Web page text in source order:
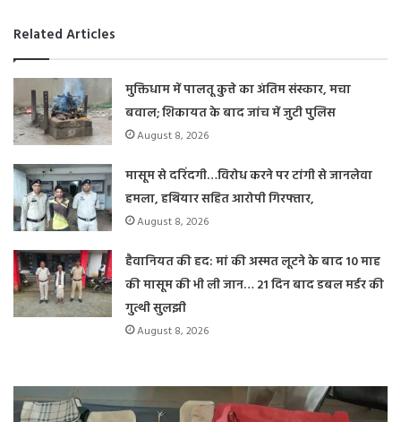
Related Articles
मुक्तिधाम में पालतू कुत्ते का अंतिम संस्कार, मचा
बवाल; शिकायत के बाद जांच में जुटी पुलिस
August 8, 2026
मासूम से दरिंदगी…विरोध करने पर टांगी से जानलेवा
हमला, हथियार सहित आरोपी गिरफ्तार,
August 8, 2026
हैवानियत की हद: मां की अस्मत लूटने के बाद 10 माह
की मासूम की भी ली जान… 21 दिन बाद डबल मर्डर की
गुत्थी सुलझी
August 8, 2026